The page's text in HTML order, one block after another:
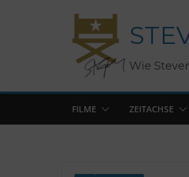
Wie
FILME ZEITACHSE